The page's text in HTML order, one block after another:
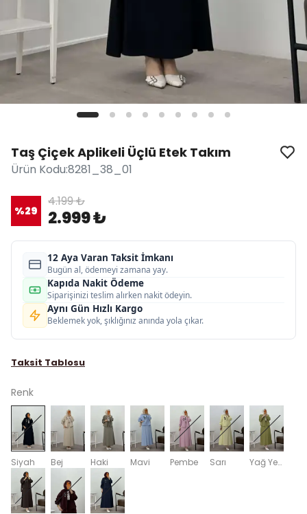
Taş Çiçek Aplikeli Üçlü Etek Takım
Ürün Kodu:8281_38_01
%29
4.199 ₺
2.999 ₺
12 Aya Varan Taksit İmkanı
Bugün al, ödemeyi zamana yay.
Kapıda Nakit Ödeme
Siparişinizi teslim alırken nakit ödeyin.
Aynı Gün Hızlı Kargo
Beklemek yok, şıklığınız anında yola çıkar.
Taksit Tablosu
Renk
Siyah Bej Haki Mavi Pembe Sarı Yağ Yeşili